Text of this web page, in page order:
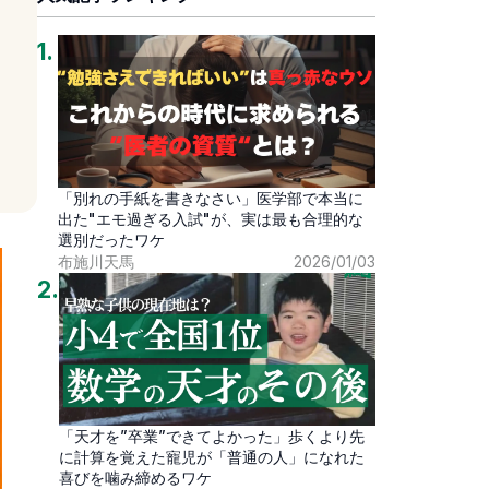
1.
「別れの手紙を書きなさい」医学部で本当に
出た"エモ過ぎる入試"が、実は最も合理的な
選別だったワケ
布施川天馬
2026/01/03
2.
「天才を”卒業”できてよかった」歩くより先
に計算を覚えた寵児が「普通の人」になれた
喜びを噛み締めるワケ